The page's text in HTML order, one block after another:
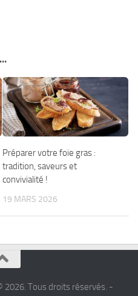
Préparer votre foie gras :
tradition, saveurs et
convivialité !
19 MARS 2026
2026. Tous droits réservés. -